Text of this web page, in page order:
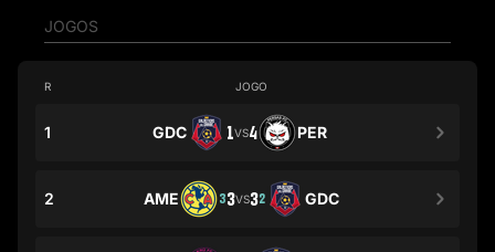
JOGOS
R JOGO
1 GDC 1VS4 PER
2 AME 33VS32 GDC